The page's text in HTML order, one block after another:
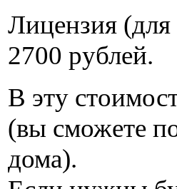
Лицензия (для
2700 рублей.
В эту
(вы сможете
дома).